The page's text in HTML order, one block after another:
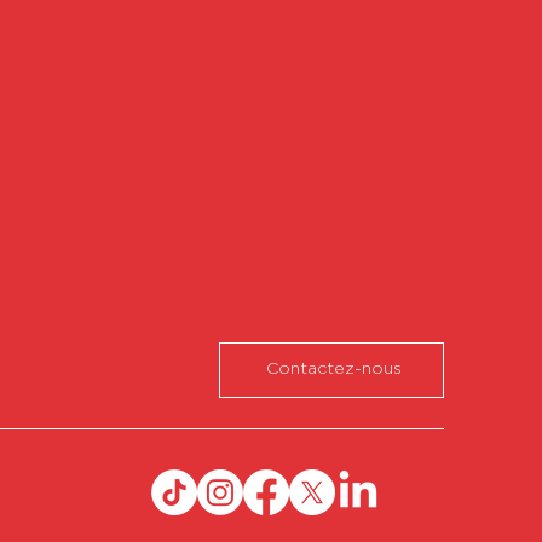
Contactez-nous